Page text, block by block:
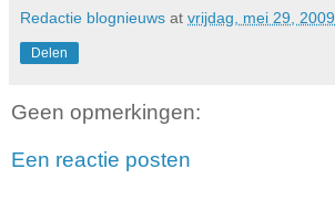
Redactie blognieuws at vrijdag, mei 29, 2009
Delen
Geen opmerkingen:
Een reactie posten